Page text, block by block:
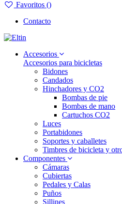
Favoritos ()
Contacto
Accesorios
Accesorios para bicicletas
Bidones
Candados
Hinchadores y CO2
Bombas de pie
Bombas de mano
Cartuchos CO2
Luces
Portabidones
Soportes y caballetes
Timbres de bicicleta y
Componentes
Cámaras
Cubiertas
Pedales y Calas
Puños
Sillines